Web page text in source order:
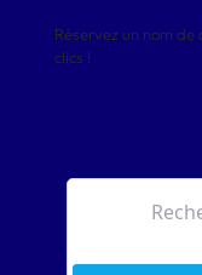
Réservez un nom
clics !